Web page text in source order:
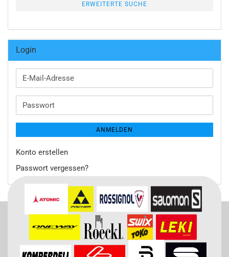
ERWEITERTE SUCHE
Login
E-
Mail-
Passwort
ANMELDEN
Konto erstellen
Passwort vergessen?